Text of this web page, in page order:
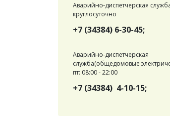
Аварийно-диспетчерская
круглосуточно
+7 (34384) 6-30-45;
Аварийно-диспетчерская
служба(общедомовые
пт: 08:00 - 22:00
+7 (34384) 4-10-15;